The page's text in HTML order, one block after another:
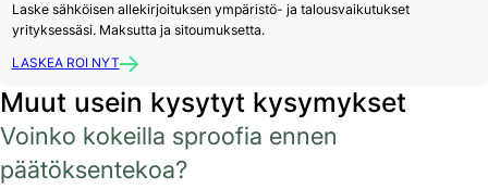
Laske sähköisen allekirjoituksen ympäristö- ja talousvaikutukset
yrityksessäsi. Maksutta ja sitoumuksetta.
LASKEA ROI NYT
Muut usein kysytyt kysymykset
Voinko kokeilla sproofia ennen
päätöksentekoa?